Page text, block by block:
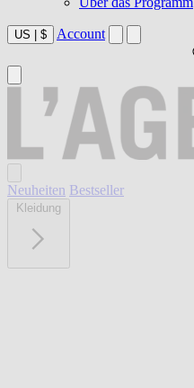
US $ Account
Neuheiten Bestseller
Kleidung